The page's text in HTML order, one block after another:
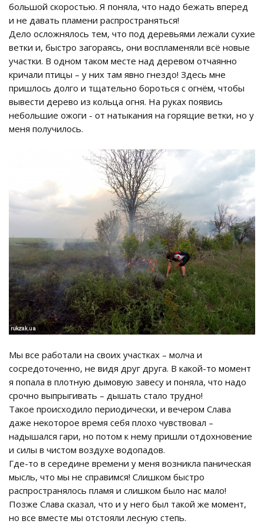
большой скоростью. Я поняла, что надо бежать вперед
и не давать пламени распространяться!
Дело осложнялось тем, что под деревьями лежали сухие
ветки и, быстро загораясь, они воспламеняли всё новые
участки. В одном таком месте над деревом отчаянно
кричали птицы – у них там явно гнездо! Здесь мне
пришлось долго и тщательно бороться с огнём, чтобы
вывести дерево из кольца огня. На руках появись
небольшие ожоги - от натыкания на горящие ветки, но у
меня получилось.
Мы все работали на своих участках – молча и
сосредоточенно, не видя друг друга. В какой-то момент
я попала в плотную дымовую завесу и поняла, что надо
срочно выпрыгивать – дышать стало трудно!
Такое происходило периодически, и вечером Слава
даже некоторое время себя плохо чувствовал –
надышался гари, но потом к нему пришли отдохновение
и силы в чистом воздухе водопадов.
Где-то в середине времени у меня возникла паническая
мысль, что мы не справимся! Слишком быстро
распространялось пламя и слишком было нас мало!
Позже Слава сказал, что и у него был такой же момент,
но все вместе мы отстояли лесную степь.